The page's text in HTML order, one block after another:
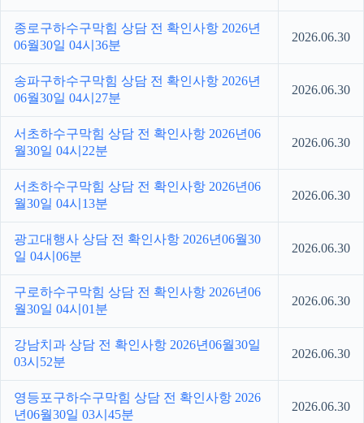
종로구하수구막힘 상담 전 확인사항 2026년
06월30일 04시36분
2026.06.30
송파구하수구막힘 상담 전 확인사항 2026년
06월30일 04시27분
2026.06.30
서초하수구막힘 상담 전 확인사항 2026년06
월30일 04시22분
2026.06.30
서초하수구막힘 상담 전 확인사항 2026년06
월30일 04시13분
2026.06.30
광고대행사 상담 전 확인사항 2026년06월30
일 04시06분
2026.06.30
구로하수구막힘 상담 전 확인사항 2026년06
월30일 04시01분
2026.06.30
강남치과 상담 전 확인사항 2026년06월30일
03시52분
2026.06.30
영등포구하수구막힘 상담 전 확인사항 2026
년06월30일 03시45분
2026.06.30